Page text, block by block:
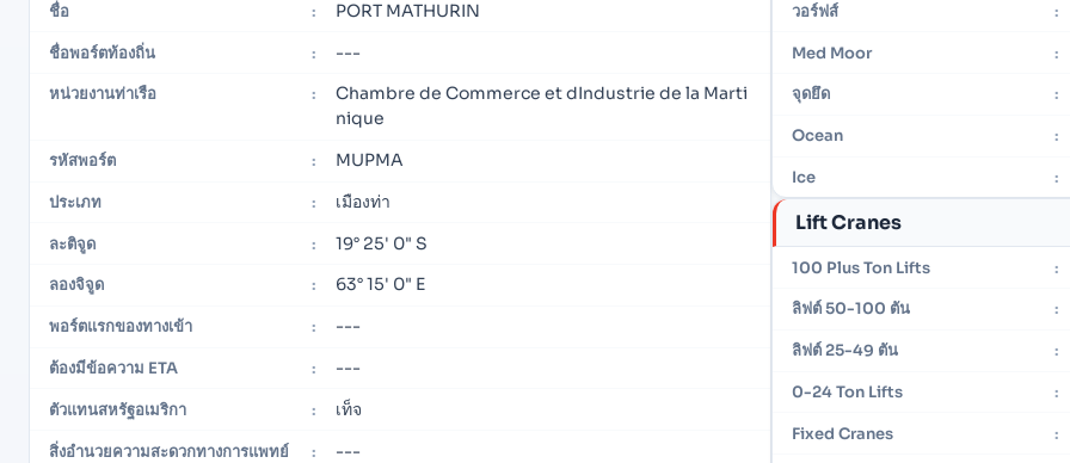
ชื่อ : PORT MATHURIN
ชื่อพอร์ตท้องถิ่น : ---
หน่วยงานท่าเรือ :
Chambre de Commerce et dIndustrie de la Marti
nique
รหัสพอร์ต : MUPMA
ประเภท : เมืองท่า
ละติจูด : 19° 25' 0" S
ลองจิจูด : 63° 15' 0" E
พอร์ตแรกของทางเข้า : ---
ต้องมีข้อความ ETA : ---
ตัวแทนสหรัฐอเมริกา : เท็จ
สิ่งอำนวยความสะดวกทางการแพทย์ : ---
วอร์ฟส์ :
Med Moor :
จุดยึด :
Ocean :
Ice :
Lift Cranes
100 Plus Ton Lifts :
ลิฟต์ 50-100 ตัน :
ลิฟต์ 25-49 ตัน :
0-24 Ton Lifts :
Fixed Cranes :